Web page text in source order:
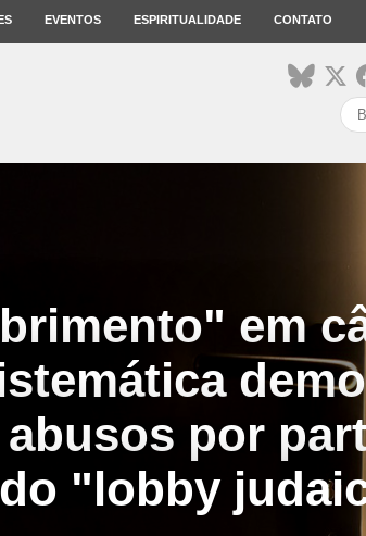
EVENTOS ESPIRITUALIDADE CONTATO
em
por
"lobby